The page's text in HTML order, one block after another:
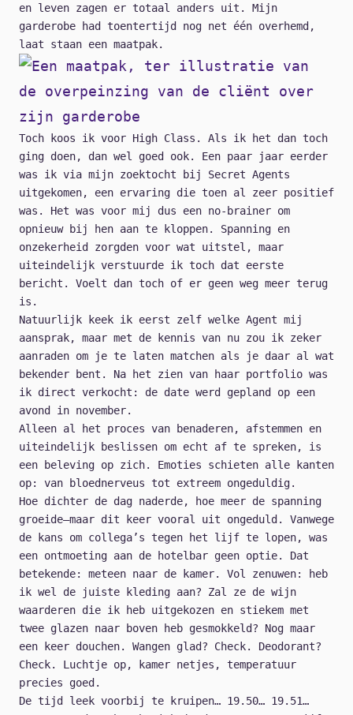
en leven zagen er totaal anders uit. Mijn
garderobe had toentertijd nog net één overhemd,
laat staan een maatpak.
Toch koos ik voor High Class. Als ik het dan toch
ging doen, dan wel goed ook. Een paar jaar eerder
was ik via mijn zoektocht bij Secret Agents
uitgekomen, een ervaring die toen al zeer positief
was. Het was voor mij dus een no-brainer om
opnieuw bij hen aan te kloppen. Spanning en
onzekerheid zorgden voor wat uitstel, maar
uiteindelijk verstuurde ik toch dat eerste
bericht. Voelt dan toch of er geen weg meer terug
is.
Natuurlijk keek ik eerst zelf welke Agent mij
aansprak, maar met de kennis van nu zou ik zeker
aanraden om je te laten matchen als je daar al wat
bekender bent. Na het zien van haar portfolio was
ik direct verkocht: de date werd gepland op een
avond in november.
Alleen al het proces van benaderen, afstemmen en
uiteindelijk beslissen om echt af te spreken, is
een beleving op zich. Emoties schieten alle kanten
op: van bloednerveus tot extreem ongeduldig.
Hoe dichter de dag naderde, hoe meer de spanning
groeide—maar dit keer vooral uit ongeduld. Vanwege
de kans om collega’s tegen het lijf te lopen, was
een ontmoeting aan de hotelbar geen optie. Dat
betekende: meteen naar de kamer. Vol zenuwen: heb
ik wel de juiste kleding aan? Zal ze de wijn
waarderen die ik heb uitgekozen en stiekem met
twee glazen naar boven heb gesmokkeld? Nog maar
een keer douchen. Wangen glad? Check. Deodorant?
Check. Luchtje op, kamer netjes, temperatuur
precies goed.
De tijd leek voorbij te kruipen… 19.50… 19.51…